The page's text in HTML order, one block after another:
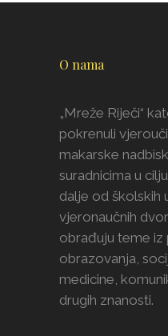
O nama
„Mreže Riječi“
pokrenuli
makarske
suradnicima u
dalje od školskih
vjeronaučnih
obrađuju teme iz
obrazovanja,
medicine,
drugih znanosti.